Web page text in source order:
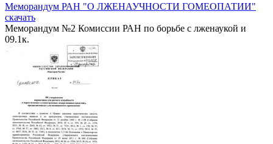
Меморандум РАН "О ЛЖЕНАУЧНОСТИ ГОМЕОПАТИИ"
скачать
Меморандум №2 Комиссии РАН по борьбе с лженаукой и
09.1к.